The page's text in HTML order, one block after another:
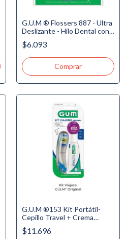
G.U.M ® Flossers 887 - Ultra
Deslizante - Hilo Dental con
Mango - Menta Refrescante,
40u
$6.093
G.U.M ®153 Kit Portátil-
Cepillo Travel + Crema
Whitening 20gr. + Hilo
10.9m.
$11.696